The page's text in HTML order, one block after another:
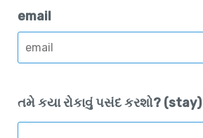
email
તમે કયા રોકાવું પસંદ કરશો? (stay)